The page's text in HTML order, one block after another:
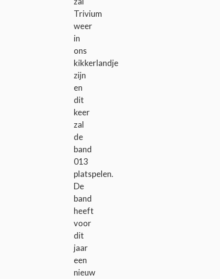
Trivium
weer
in
ons
kikkerlandje
zijn
en
dit
keer
zal
de
band
013
platspelen.
De
band
heeft
voor
dit
jaar
een
nieuw